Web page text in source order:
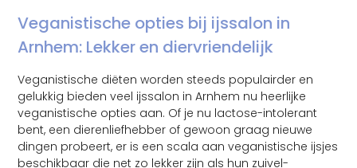
Veganistische opties bij ijssalon in
Arnhem: Lekker en diervriendelijk
Veganistische diëten worden steeds populairder en
gelukkig bieden veel ijssalon in Arnhem nu heerlijke
veganistische opties aan. Of je nu lactose-intolerant
bent, een dierenliefhebber of gewoon graag nieuwe
dingen probeert, er is een scala aan veganistische ijsjes
beschikbaar die net zo lekker zijn als hun zuivel-